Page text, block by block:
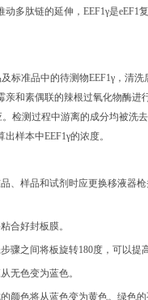
多肽链的延伸，EEF1γ是eEF1
标准品中的待测物EEF1γ ，清
和素偶联的辣根过氧化物酶进
检测过程中游离的成分均被洗
出样本中EEF1γ的浓度。
、样品和试剂时应更换移液器
合好封板膜。
骤之间将板旋转180度，可以提
无色变为蓝色。
颜色将从蓝色变为黄色。绿色